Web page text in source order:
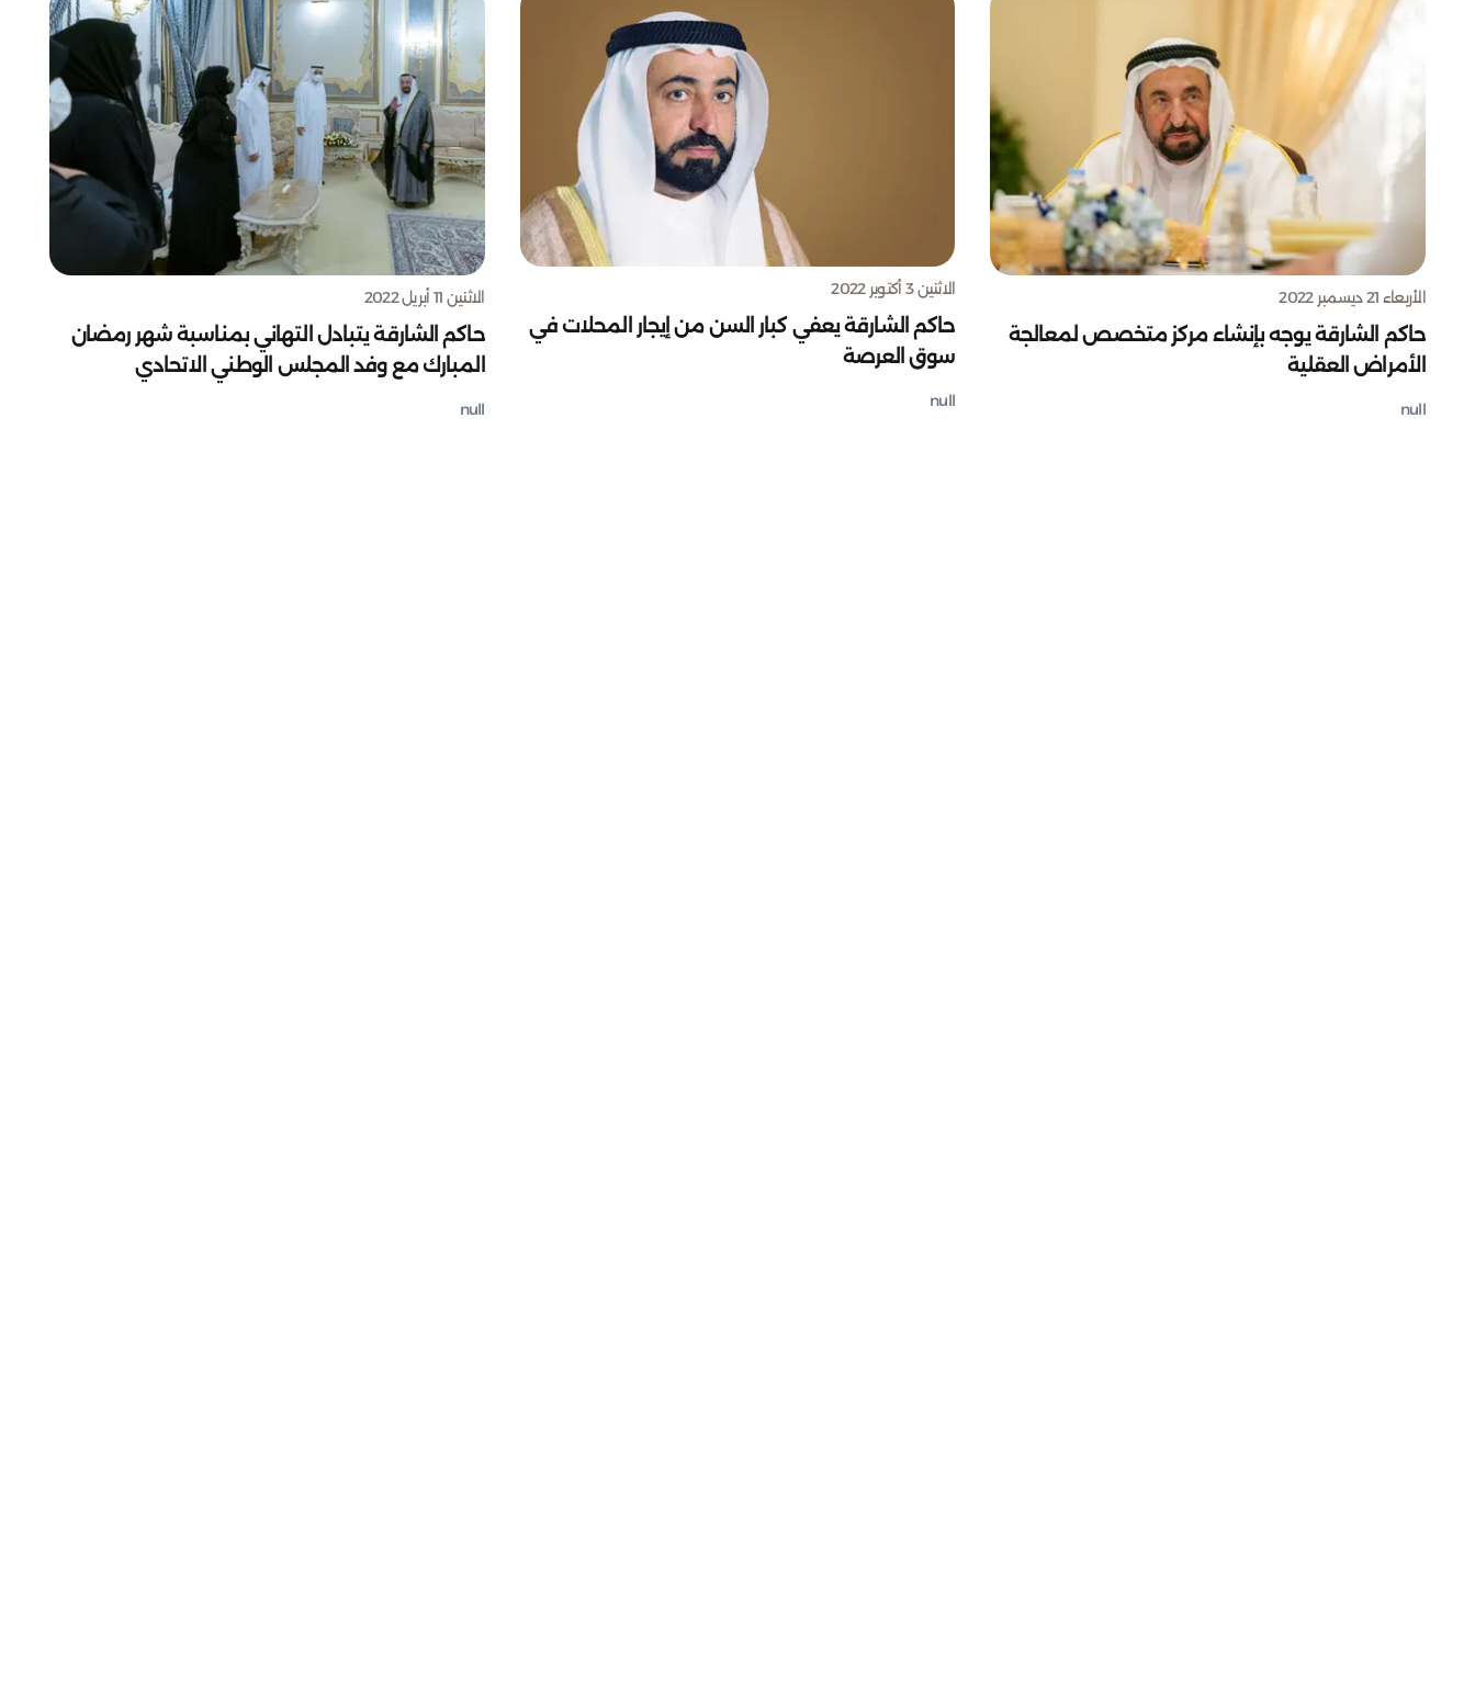
الأربعاء 21 ديسمبر 2022
حاكم الشارقة يوجه بإنشاء مركز متخصص لمعالجة
الأمراض العقلية
null
الاثنين 3 أكتوبر 2022
حاكم الشارقة يعفي كبار السن من إيجار المحلات في
سوق العرصة
null
الاثنين 11 أبريل 2022
حاكم الشارقة يتبادل التهاني بمناسبة شهر رمضان
المبارك مع وفد المجلس الوطني الاتحادي
null